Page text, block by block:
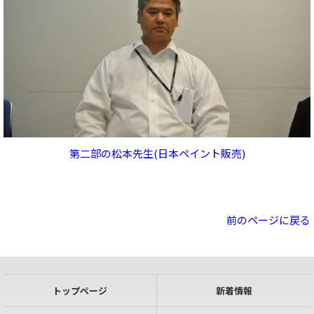
第二部の松本先生(日本ペイント販売)
前のページに戻る
トップページ 新着情報